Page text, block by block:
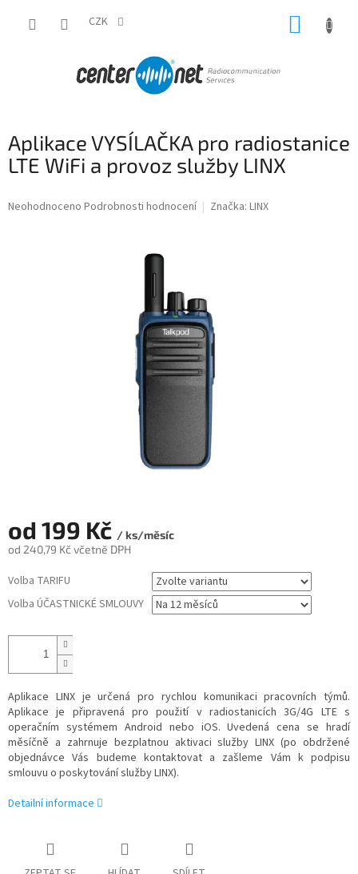
CZK
Aplikace VYSÍLAČKA pro radiostanice
LTE WiFi a provoz služby LINX
Průměrné
Neohodnoceno Podrobnosti hodnocení Značka: LINX
od 199 Kč / ks/měsíc
od 240,79 Kč včetně DPH
cena:
Volba TARIFU
Volba ÚČASTNICKÉ SMLOUVY
Aplikace LINX je určená pro rychlou komunikaci pracovních týmů.
Aplikace je připravená pro použití v radiostanicích 3G/4G LTE s
operačním systémem Android nebo iOS. Uvedená cena se hradí
měsíčně a zahrnuje bezplatnou aktivaci služby LINX (po obdržené
objednávce Vás budeme kontaktovat a zašleme Vám k podpisu
smlouvu o poskytování služby LINX).
Detailní informace